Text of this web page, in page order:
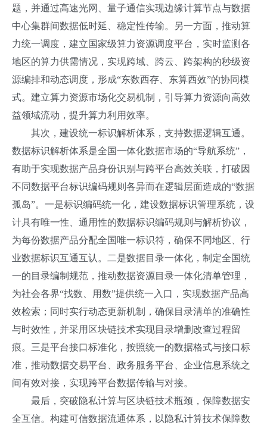
题，并通过高速光网、量子通信实现边缘计算节点与数据
中心集群间数据低时延、稳定性传输。另一方面，推动算
力统一调度，建立国家级算力资源调度平台，实时监测各
地区的算力供需情况，实现跨域、跨云、跨架构的秒级资
源编排和动态调度，形成“东数西存、东算西效”的协同模
式。建立算力资源市场化交易机制，引导算力资源向高效
益领域流动，提升算力利用效率。
其次，建设统一标识解析体系，支持数据逻辑互通。
数据标识解析体系是全国一体化数据市场的“导航系统”，
有助于实现数据产品身份识别与跨平台高效关联，打破因
不同数据平台标识编码规则各异而在逻辑层面造成的“数据
孤岛”。一是标识编码统一化，建设数据标识管理系统，设
计具有唯一性、通用性的数据标识编码规则与解析协议，
为每份数据产品分配全国唯一标识符，确保不同地区、行
业数据标识互通互认。二是数据目录一体化，制定全国统
一的目录编制规范，推动数据资源目录一体化清单管理，
为社会各界“找数、用数”提供统一入口，实现数据产品高
效检索；同时实行动态更新机制，确保目录清单的准确性
与时效性，并采用区块链技术实现目录增删改查过程留
痕。三是平台接口标准化，按照统一的数据格式与接口标
准，推动数据交易平台、政务服务平台、企业信息系统之
间有效对接，实现跨平台数据传输与对接。
最后，突破隐私计算与区块链技术瓶颈，保障数据安
全互信。构建可信数据流通体系，以隐私计算技术保障数